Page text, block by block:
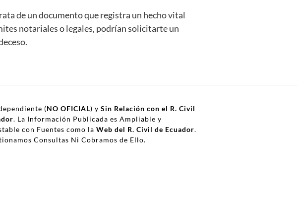
de un documento que registra un hecho vital
notariales o legales, podrían solicitarte un
(NO OFICIAL) y Sin Relación con el R. Civil
. La Información Publicada es Ampliable y
con Fuentes como la Web del R. Civil de Ecuador.
Consultas Ni Cobramos de Ello.